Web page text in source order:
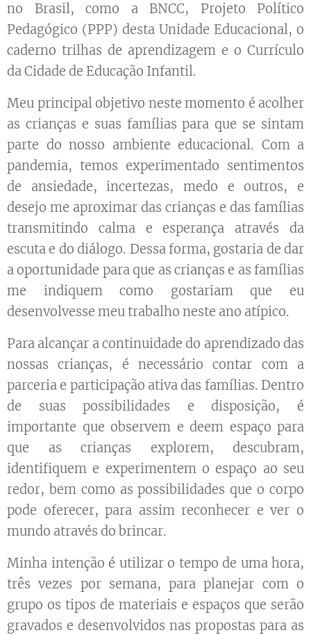
no Brasil, como a BNCC, Projeto Político
Pedagógico (PPP) desta Unidade Educacional, o
caderno trilhas de aprendizagem e o Currículo
da Cidade de Educação Infantil.
Meu principal objetivo neste momento é acolher
as crianças e suas famílias para que se sintam
parte do nosso ambiente educacional. Com a
pandemia, temos experimentado sentimentos
de ansiedade, incertezas, medo e outros, e
desejo me aproximar das crianças e das famílias
transmitindo calma e esperança através da
escuta e do diálogo. Dessa forma, gostaria de dar
a oportunidade para que as crianças e as famílias
me indiquem como gostariam que eu
desenvolvesse meu trabalho neste ano atípico.
Para alcançar a continuidade do aprendizado das
nossas crianças, é necessário contar com a
parceria e participação ativa das famílias. Dentro
de suas possibilidades e disposição, é
importante que observem e deem espaço para
que as crianças explorem, descubram,
identifiquem e experimentem o espaço ao seu
redor, bem como as possibilidades que o corpo
pode oferecer, para assim reconhecer e ver o
mundo através do brincar.
Minha intenção é utilizar o tempo de uma hora,
três vezes por semana, para planejar com o
grupo os tipos de materiais e espaços que serão
gravados e desenvolvidos nas propostas para as